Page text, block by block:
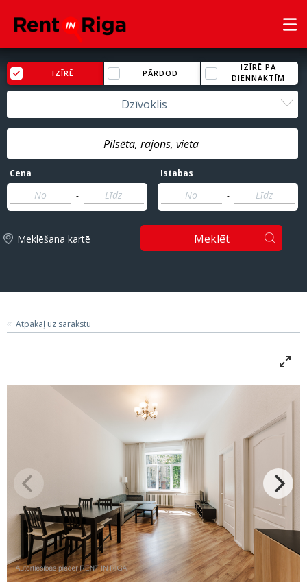
IZĪRĒ PĀRDOD
IZĪRĒ PA
DIENNAKTĪM
Dzīvoklis
Cena
-
Istabas
-
Meklēšana kartē Meklēt
Atpakaļ uz sarakstu